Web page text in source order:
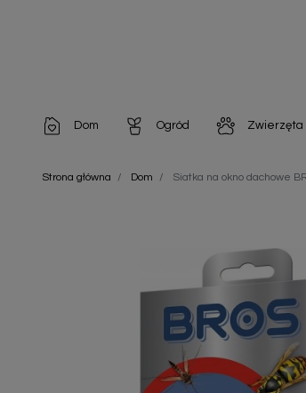
Dom
Artykuły dekoracyjne
Artykuły jednorazowe
Ogród
Chemia do architektury ogrodowej
Odstraszacze owadów
Odstraszacze zwierząt
Nawozy i preparaty
Narzędzia ogrodnicze
Nasiona
Zwierzęta
Szampony i
Chusteczki
Zobacz
Strona główna Dom Siatka na okno dachowe